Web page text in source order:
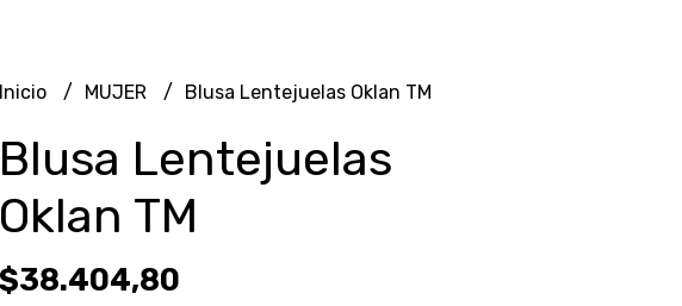
Inicio MUJER Blusa Lentejuelas Oklan TM
Blusa Lentejuelas
Oklan TM
$38.404,80